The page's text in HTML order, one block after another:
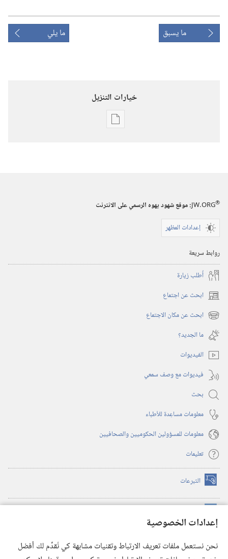
إعدادات الخصوصية
نحن نستعمل ملفات تعريف الارتباط وتقنيات مشابهة كي نُقدِّم لك أفضل
ما يسبق ما يلي
خيارات التنزيل
خيارات
الدراسية)‏
‎٢٠٠٦
JW.ORG®
:‏ موقع شهود يهوه الرسمي على الانترنت
إعدادات المظهر
روابط سريعة
أُطلب زيارة
ابحث عن اجتماع (يفتح
نافذة ابحث عن مكان الاجتماع (يفتح
نافذة
جديدة)
ما الجديد؟‏
الفيديوات
فيديوات مع وصف سمعي
بحث
معلومات مساعِدة للأطباء
معلومات للمسؤولين الحكوميين والصحافيين
تعليمات
التبرعات (يفتح
نافذة
(يفتح
نافذة
(يفتح
نافذة